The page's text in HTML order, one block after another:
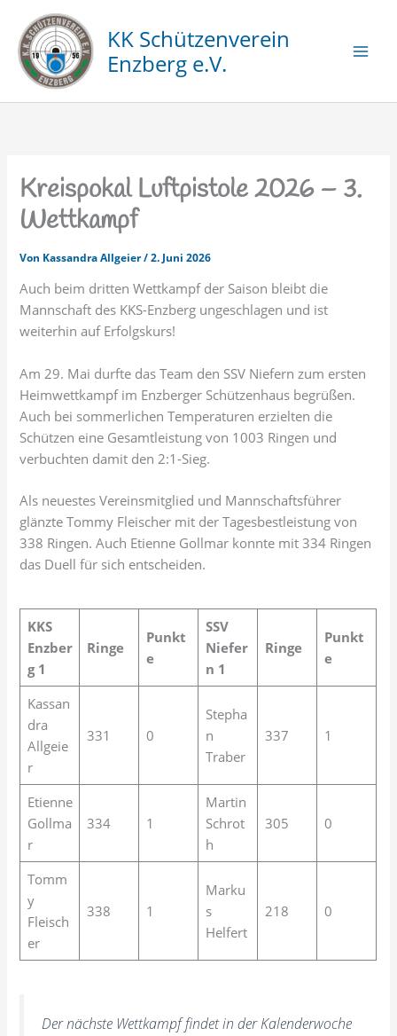
Inhalt
springen
KK Schützenverein
Enzberg e.V.
Kreispokal Luftpistole 2026 – 3.
Wettkampf
Von Kassandra Allgeier/2. Juni 2026
Auch beim dritten Wettkampf der Saison bleibt die
Mannschaft des KKS-Enzberg ungeschlagen und ist
weiterhin auf Erfolgskurs!
Am 29. Mai durfte das Team den SSV Niefern zum ersten
Heimwettkampf im Enzberger Schützenhaus begrüßen.
Auch bei sommerlichen Temperaturen erzielten die
Schützen eine Gesamtleistung von 1003 Ringen und
verbuchten damit den 2:1-Sieg.
Als neuestes Vereinsmitglied und Mannschaftsführer
glänzte Tommy Fleischer mit der Tagesbestleistung von
338 Ringen. Auch Etienne Gollmar konnte mit 334 Ringen
das Duell für sich entscheiden.
KKS
Enzber
g 1
Ringe
Punkt
e
SSV
Niefer
n 1
Ringe
Punkt
e
Kassan
dra
Allgeie
r
331 0
Stepha
n
Traber
337 1
Etienne
Gollma
r
334 1
Martin
Schrot
h
305 0
Tomm
y
Fleisch
er
338 1
Marku
s
Helfert
218 0
Der nächste Wettkampf findet in der Kalenderwoche